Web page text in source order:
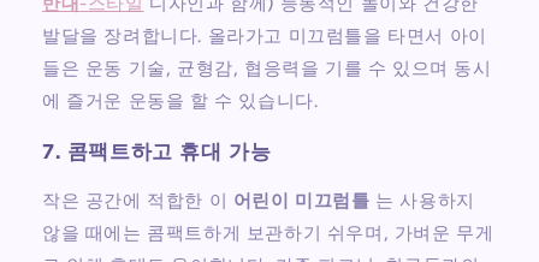
발달을 장려합니다. 올라가고 미끄럼틀을 타면서 아이
들은 운동 기술, 균형감, 협응력을 기를 수 있으며 동시
에 즐거운 운동을 할 수 있습니다.
7. 콤팩트하고 휴대 가능
작은 공간에 적합한 이 어린이 미끄럼틀 는 사용하지
않을 때에는 콤팩트하게 보관하기 쉬우며, 가벼운 무게